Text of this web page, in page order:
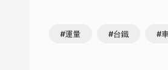
#運量 #台鐵 #